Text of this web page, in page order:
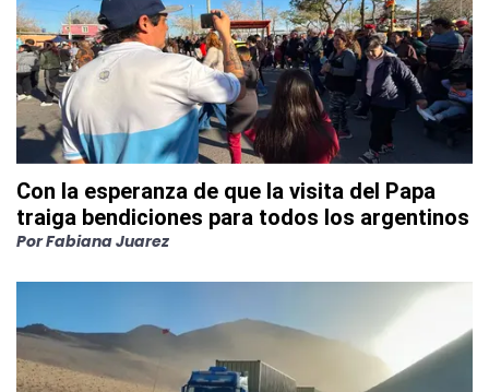
Con la esperanza de que la visita del Papa
traiga bendiciones para todos los argentinos
PorFabiana Juarez